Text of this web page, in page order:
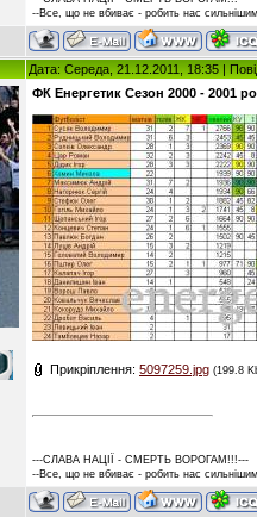
--Все, що не вбиває - робить нас
Дата: Середа, 21.12.2011, 18:35 |
ФК Енергетик Сезон 2000 - 2001
Прикріплення: 5097259.jpg (199.8
---СЛАВА НАЦІЇ - СМЕРТЬ ВОРОГАМ!!!---
--Все, що не вбиває - робить нас